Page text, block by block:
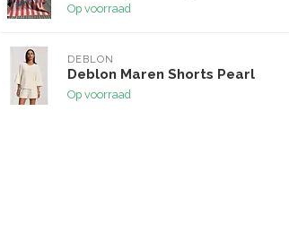
Op voorraad
DEBLON
Deblon Maren Shorts Pearl
Op voorraad